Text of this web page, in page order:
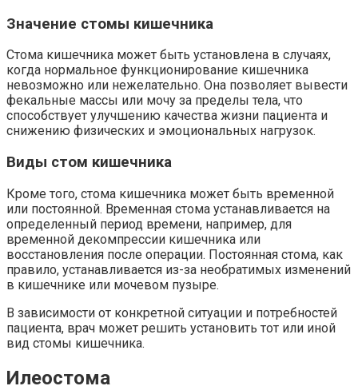
Значение стомы кишечника
Стома кишечника может быть установлена в случаях,
когда нормальное функционирование кишечника
невозможно или нежелательно. Она позволяет вывести
фекальные массы или мочу за пределы тела, что
способствует улучшению качества жизни пациента и
снижению физических и эмоциональных нагрузок.
Виды стом кишечника
Кроме того, стома кишечника может быть временной
или постоянной. Временная стома устанавливается на
определенный период времени, например, для
временной декомпрессии кишечника или
восстановления после операции. Постоянная стома, как
правило, устанавливается из-за необратимых изменений
в кишечнике или мочевом пузыре.
В зависимости от конкретной ситуации и потребностей
пациента, врач может решить установить тот или иной
вид стомы кишечника.
Илеостома